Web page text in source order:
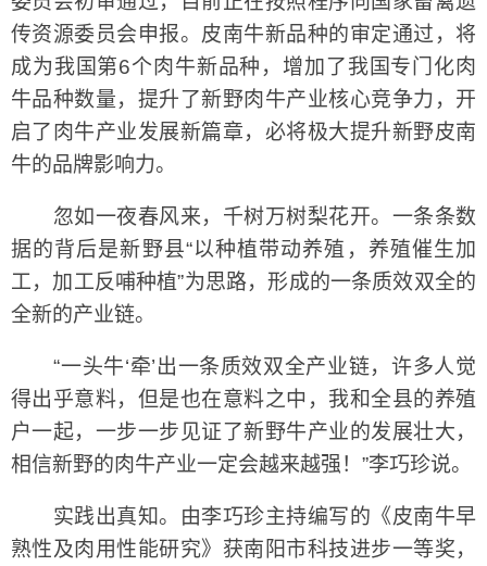
传资源委员会申报。皮南牛新品种的审定通过，将
成为我国第6个肉牛新品种，增加了我国专门化肉
牛品种数量，提升了新野肉牛产业核心竞争力，开
启了肉牛产业发展新篇章，必将极大提升新野皮南
牛的品牌影响力。
忽如一夜春风来，千树万树梨花开。一条条数
据的背后是新野县“以种植带动养殖，养殖催生加
工，加工反哺种植”为思路，形成的一条质效双全的
全新的产业链。
“一头牛‘牵’出一条质效双全产业链，许多人觉
得出乎意料，但是也在意料之中，我和全县的养殖
户一起，一步一步见证了新野牛产业的发展壮大，
相信新野的肉牛产业一定会越来越强！”李巧珍说。
实践出真知。由李巧珍主持编写的《皮南牛早
熟性及肉用性能研究》获南阳市科技进步一等奖，